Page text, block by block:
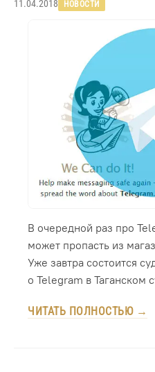
11.04.2018 НОВОСТИ
В очередной раз про
может пропасть из
Уже завтра состоится
о Telegram в Таганском
ЧИТАТЬ ПОЛНОСТЬЮ →